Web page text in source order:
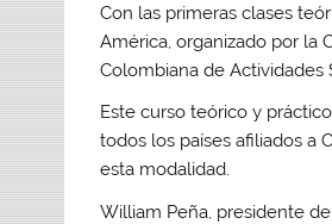
Con las primeras clases
América, organizado por la
Colombiana de Actividades
Este curso teórico y
todos los países afiliados a
esta modalidad.
William Peña, presidente